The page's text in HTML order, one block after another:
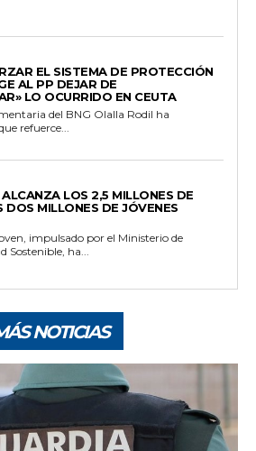
EL SISTEMA DE PROTECCIÓN
AL PP DEJAR DE
LO OCURRIDO EN CEUTA
del BNG Olalla Rodil ha
refuerce...
LOS 2,5 MILLONES DE
DOS MILLONES DE JÓVENES
impulsado por el Ministerio de
Sostenible, ha...
NOTICIAS